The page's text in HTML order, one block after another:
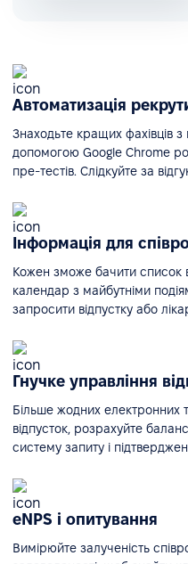
Автоматизація
Знаходьте кращих фахівців
допомогою Google Chrome
пре-тестів. Слідкуйте за
Інформація для
Кожен зможе бачити список
календар з майбутніми
запросити відпустку або
Гнучке управління
Більше жодних електронних
відпусток, розрахуйте
систему запиту і
eNPS і опитування
Вимірюйте залученість